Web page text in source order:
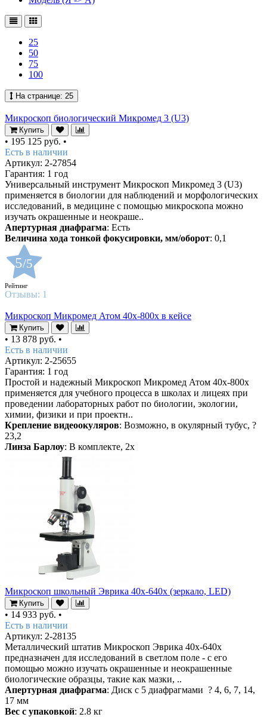
25
50
75
100
На странице: 25
Микроскоп биологический Микромед 3 (U3)
Купить
• 195 125 руб. •
Есть в наличии
Артикул: 2-27854
Гарантия: 1 год
Универсальный инструмент Микроскоп Микромед 3 (U3)
применяется в биологии для наблюдений и морфологических
исследований, в медицине с помощью микроскопа можно
изучать окрашенные и неокраше..
Апертурная диафрагма: Есть
Величина хода тонкой фокусировки, мм/оборот: 0,1
5/5
Рейтинг
Отзывы: 1
Микроскоп Микромед Атом 40x-800x в кейсе
Купить
• 13 878 руб. •
Есть в наличии
Артикул: 2-25655
Гарантия: 1 год
Простой и надежный Микроскоп Микромед Атом 40x-800x
применяется для учебного процесса в школах и лицеях при
проведении лабораторных работ по биологии, экологии,
химии, физики и при проектн..
Крепление видеоокуляров: Возможно, в окулярный тубус, ?
23,2
Линза Барлоу: В комплекте, 2х
Микроскоп школьный Эврика 40х-640х (зеркало, LED)
Купить
• 14 933 руб. •
Есть в наличии
Артикул: 2-28135
Металлический штатив Микроскоп Эврика 40х-640х
предназначен для исследований в светлом поле - с его
помощью можно изучать окрашенные и неокрашенные
биологические образцы, такие как мазки, ..
Апертурная диафрагма: Диск с 5 диафрагмами ? 4, 6, 7, 14,
17 мм
Вес с упаковкой: 2.8 кг